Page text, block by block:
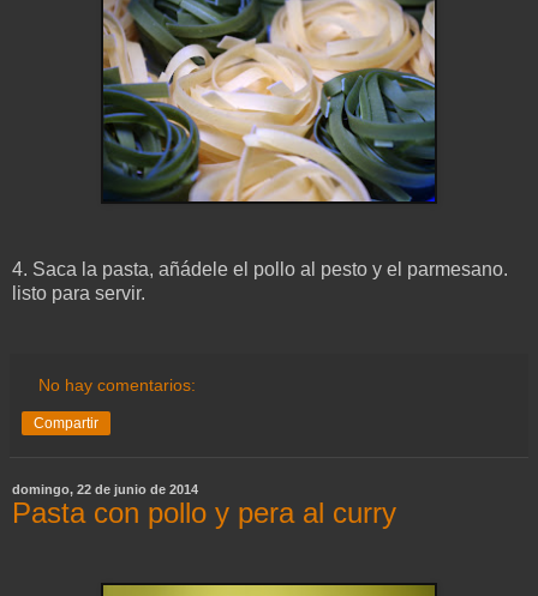
4. Saca la pasta, añádele el pollo al pesto y el parmesano.
listo para servir.
No hay comentarios:
Compartir
domingo, 22 de junio de 2014
Pasta con pollo y pera al curry